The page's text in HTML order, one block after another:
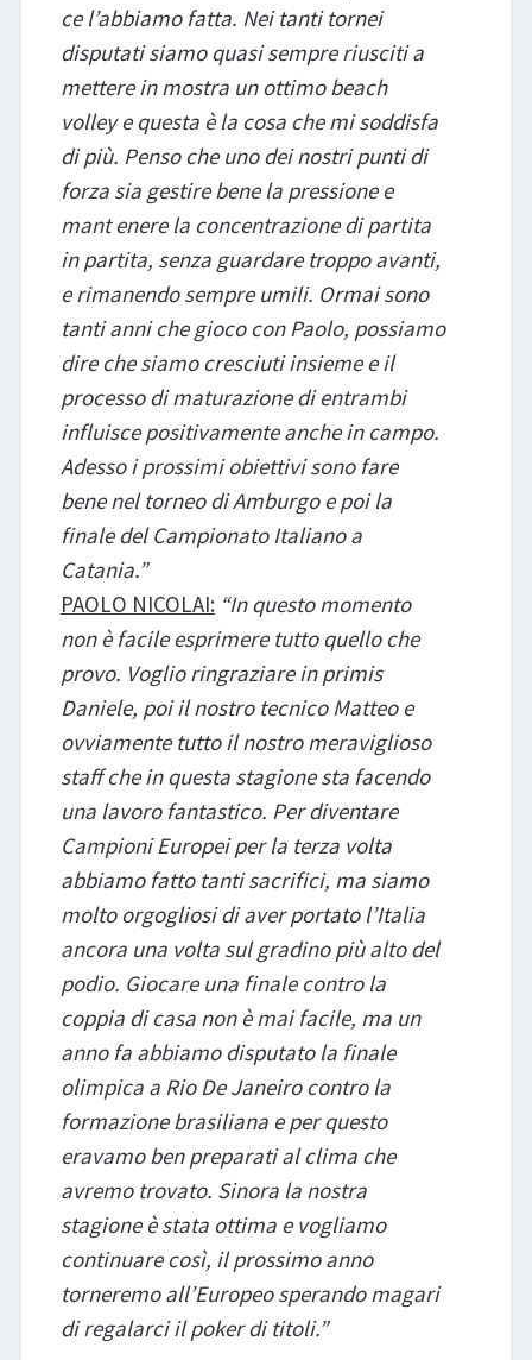
ce l’abbiamo fatta. Nei tanti tornei
disputati siamo quasi sempre riusciti a
mettere in mostra un ottimo beach
volley e questa è la cosa che mi soddisfa
di più. Penso che uno dei nostri punti di
forza sia gestire bene la pressione e
mant enere la concentrazione di partita
in partita, senza guardare troppo avanti,
e rimanendo sempre umili. Ormai sono
tanti anni che gioco con Paolo, possiamo
dire che siamo cresciuti insieme e il
processo di maturazione di entrambi
influisce positivamente anche in campo.
Adesso i prossimi obiettivi sono fare
bene nel torneo di Amburgo e poi la
finale del Campionato Italiano a
Catania.”
PAOLO NICOLAI:“In questo momento
non è facile esprimere tutto quello che
provo. Voglio ringraziare in primis
Daniele, poi il nostro tecnico Matteo e
ovviamente tutto il nostro meraviglioso
staff che in questa stagione sta facendo
una lavoro fantastico. Per diventare
Campioni Europei per la terza volta
abbiamo fatto tanti sacrifici, ma siamo
molto orgogliosi di aver portato l’Italia
ancora una volta sul gradino più alto del
podio. Giocare una finale contro la
coppia di casa non è mai facile, ma un
anno fa abbiamo disputato la finale
olimpica a Rio De Janeiro contro la
formazione brasiliana e per questo
eravamo ben preparati al clima che
avremo trovato. Sinora la nostra
stagione è stata ottima e vogliamo
continuare così, il prossimo anno
torneremo all’Europeo sperando magari
di regalarci il poker di titoli.”